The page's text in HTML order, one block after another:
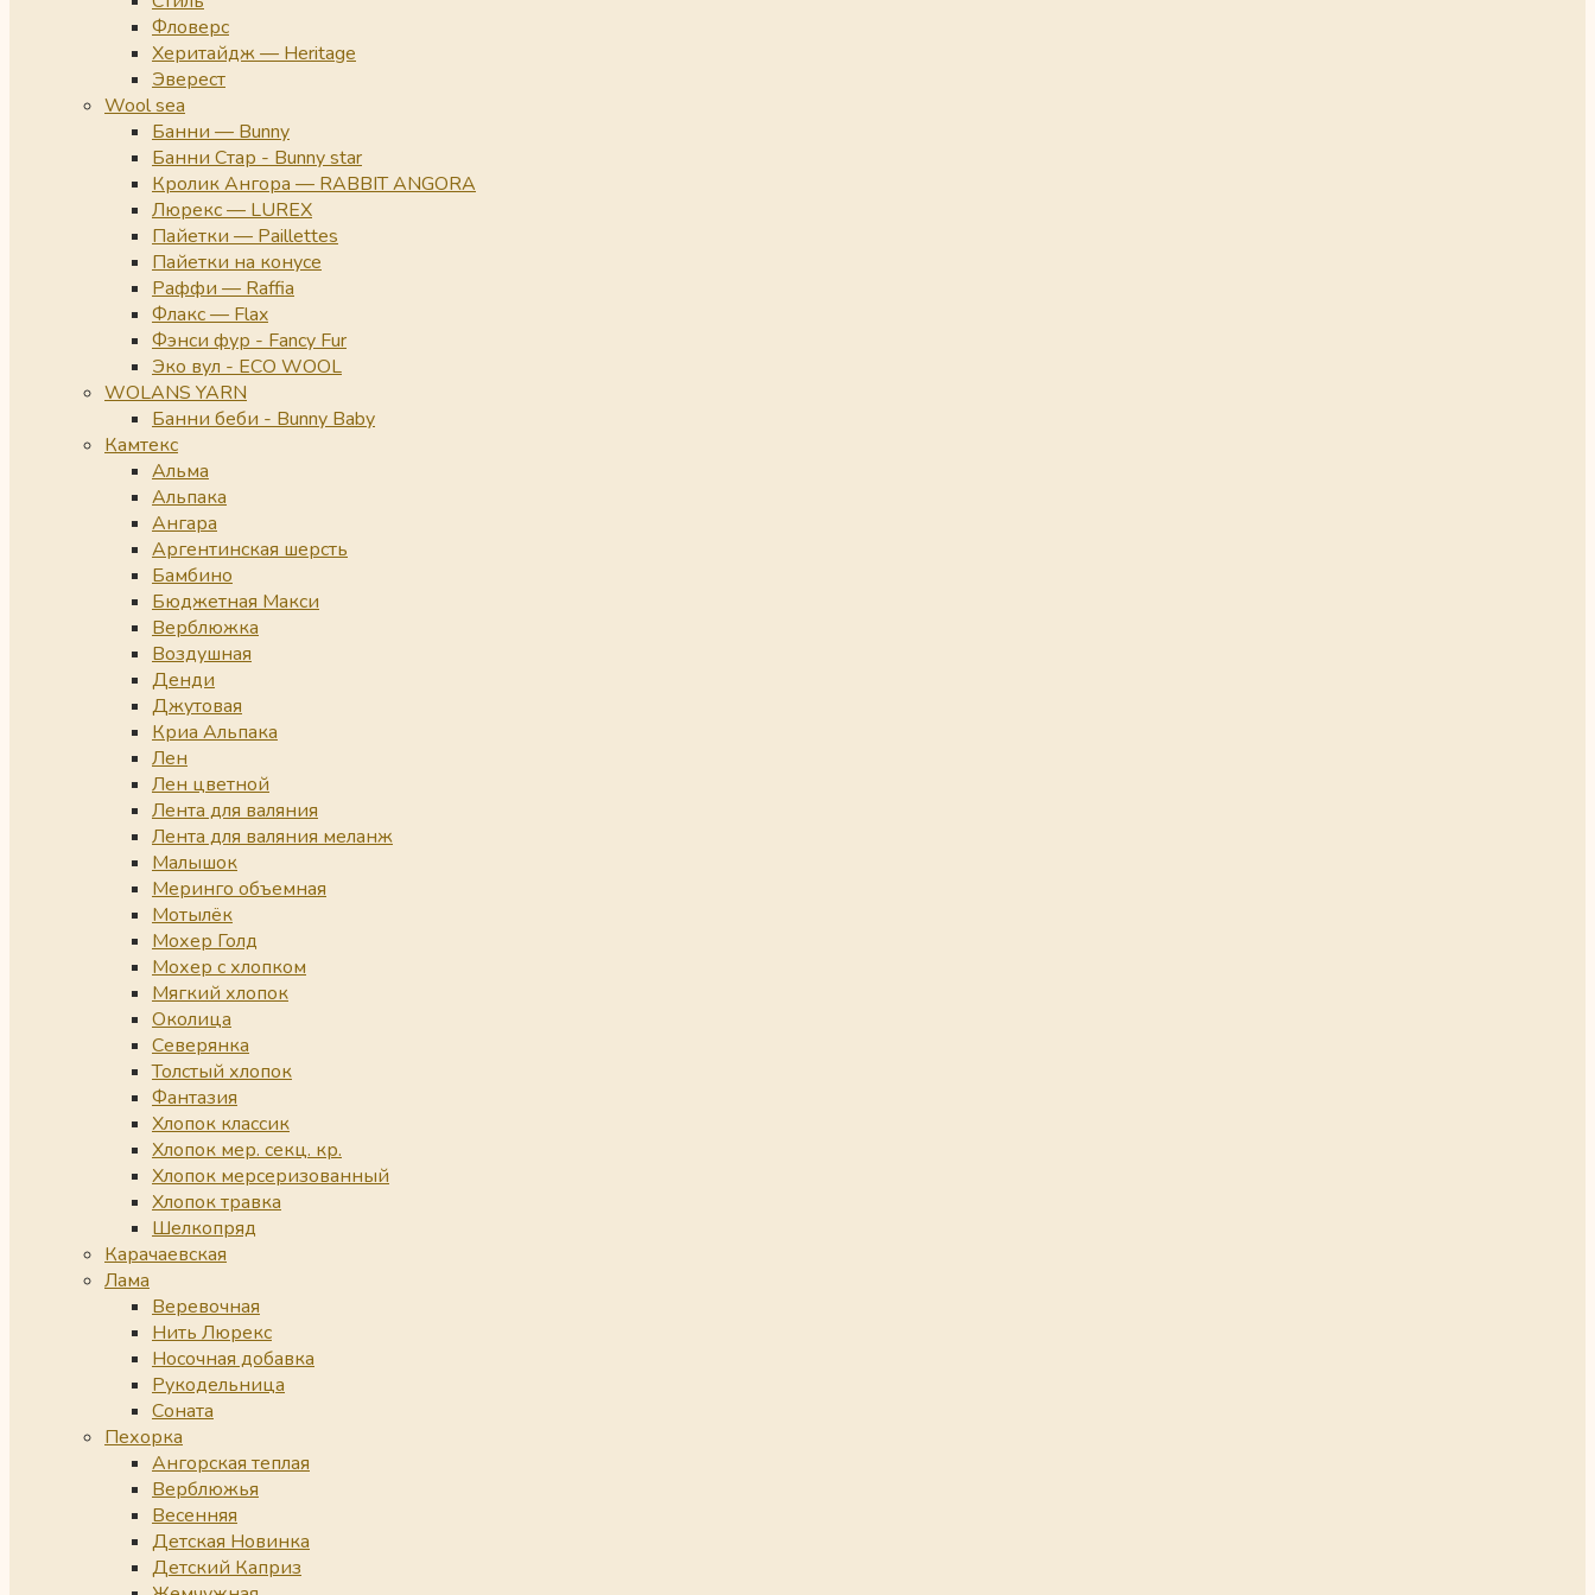
Фловерс
Херитайдж — Heritage
Эверест
Wool sea
Банни — Bunny
Банни Стар - Bunny star
Кролик Ангора — RABBIT ANGORA
Люрекс — LUREX
Пайетки — Paillettes
Пайетки на конусе
Раффи — Raffia
Флакс — Flax
Фэнси фур - Fancy Fur
Эко вул - ECO WOOL
WOLANS YARN
Банни беби - Bunny Baby
Камтекс
Альма
Альпака
Ангара
Аргентинская шерсть
Бамбино
Бюджетная Макси
Верблюжка
Воздушная
Денди
Джутовая
Криа Альпака
Лен
Лен цветной
Лента для валяния
Лента для валяния меланж
Малышок
Меринго объемная
Мотылёк
Мохер Голд
Мохер с хлопком
Мягкий хлопок
Околица
Северянка
Толстый хлопок
Фантазия
Хлопок классик
Хлопок мер. секц. кр.
Хлопок мерсеризованный
Хлопок травка
Шелкопряд
Карачаевская
Лама
Веревочная
Нить Люрекс
Носочная добавка
Рукодельница
Соната
Пехорка
Ангорская теплая
Верблюжья
Весенняя
Детская Новинка
Детский Каприз